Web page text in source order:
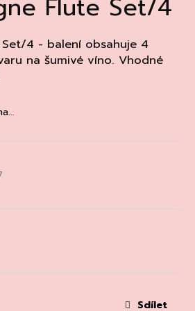
Flute Set/4
4 - balení obsahuje 4
na šumivé víno. Vhodné
Sdílet